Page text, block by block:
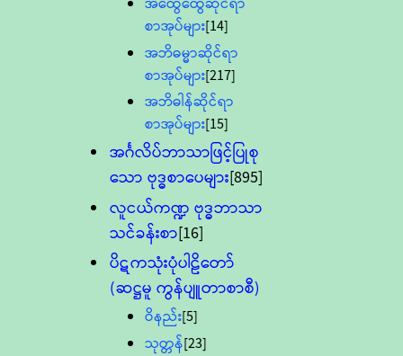
စာအုပ်များ[14]
အဘိဓမ္မာဆိုင်ရာ
စာအုပ်များ[217]
အဘိဓါန်ဆိုင်ရာ
စာအုပ်များ[15]
အင်္ဂလိပ်ဘာသာဖြင့်ပြုစု
သော ဗုဒ္ဓစာပေများ[895]
လူငယ်ကဏ္ဍ ဗုဒ္ဓဘာသာ
သင်ခန်းစာ[16]
ပိဋကသုံးပုံပါဠိတော်
(ဆဋ္ဌမူ ကွန်ပျူတာစာစီ)
ဝိနည်း[5]
သုတ္တန်[23]